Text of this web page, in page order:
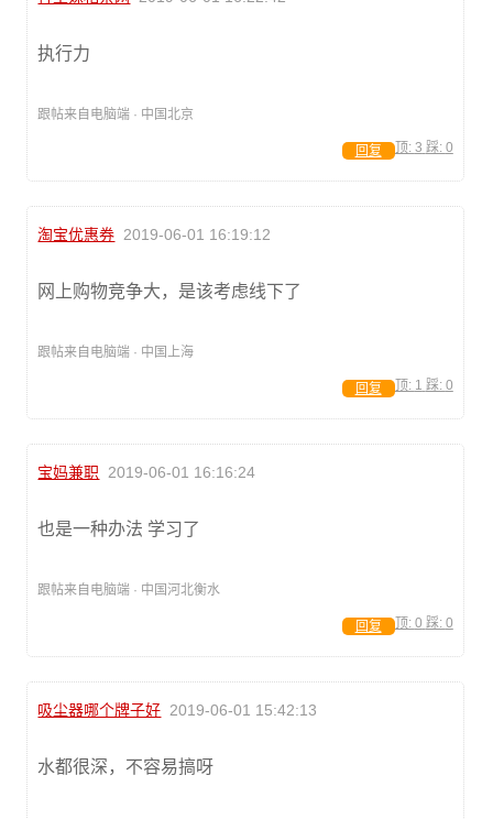
执行力
跟帖来自电脑端 · 中国北京
顶: 3 踩: 0
回复
淘宝优惠券 2019-06-01 16:19:12
网上购物竞争大，是该考虑线下了
跟帖来自电脑端 · 中国上海
顶: 1 踩: 0
回复
宝妈兼职 2019-06-01 16:16:24
也是一种办法 学习了
跟帖来自电脑端 · 中国河北衡水
顶: 0 踩: 0
回复
吸尘器哪个牌子好 2019-06-01 15:42:13
水都很深，不容易搞呀